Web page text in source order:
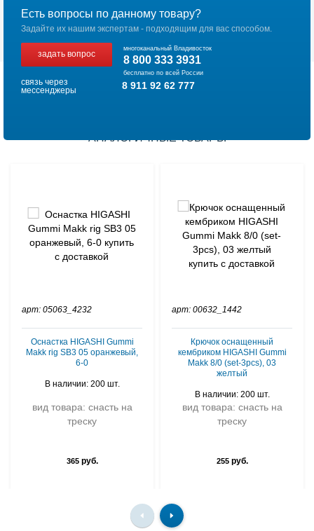
Есть вопросы по данному товару?
Задайте их нашим экспертам - подходящим для вас способом.
задать вопрос
многоканальный Владивосток
8 800 333 3931
бесплатно по всей России
связь через
мессенджеры
8 911 92 62 777
АНАЛОГИЧНЫЕ ТОВАРЫ
арт: 05063_4232
Оснастка HIGASHI Gummi
Makk rig SB3 05 оранжевый,
6-0
В наличии: 200 шт.
вид товара: снасть на
треску
365руб.
арт: 00632_1442
Крючок оснащенный
кембриком HIGASHI Gummi
Makk 8/0 (set-3pcs), 03
желтый
В наличии: 200 шт.
вид товара: снасть на
треску
255руб.